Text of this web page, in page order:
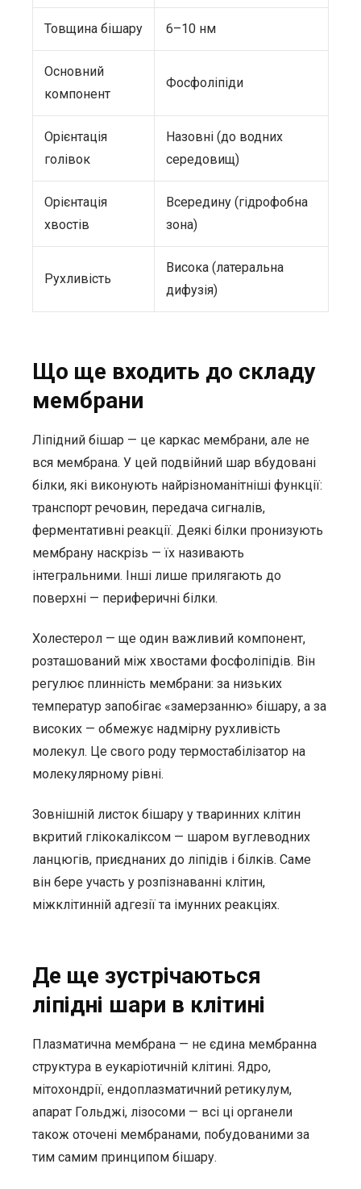
Товщина бішару 6–10 нм
Основний
компонент
Фосфоліпіди
Орієнтація
голівок
Назовні (до водних
середовищ)
Орієнтація
хвостів
Всередину (гідрофобна
зона)
Рухливість
Висока (латеральна
дифузія)
Що ще входить до складу
мембрани
Ліпідний бішар — це каркас мембрани, але не
вся мембрана. У цей подвійний шар вбудовані
білки, які виконують найрізноманітніші функції:
транспорт речовин, передача сигналів,
ферментативні реакції. Деякі білки пронизують
мембрану наскрізь — їх називають
інтегральними. Інші лише прилягають до
поверхні — периферичні білки.
Холестерол — ще один важливий компонент,
розташований між хвостами фосфоліпідів. Він
регулює плинність мембрани: за низьких
температур запобігає «замерзанню» бішару, а за
високих — обмежує надмірну рухливість
молекул. Це свого роду термостабілізатор на
молекулярному рівні.
Зовнішній листок бішару у тваринних клітин
вкритий глікокаліксом — шаром вуглеводних
ланцюгів, приєднаних до ліпідів і білків. Саме
він бере участь у розпізнаванні клітин,
міжклітинній адгезії та імунних реакціях.
Де ще зустрічаються
ліпідні шари в клітині
Плазматична мембрана — не єдина мембранна
структура в еукаріотичній клітині. Ядро,
мітохондрії, ендоплазматичний ретикулум,
апарат Гольджі, лізосоми — всі ці органели
також оточені мембранами, побудованими за
тим самим принципом бішару.